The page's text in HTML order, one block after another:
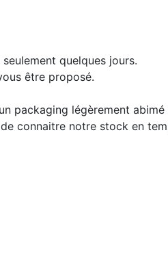
quelques jours.
être proposé.
packaging légèrement
connaitre notre stock en